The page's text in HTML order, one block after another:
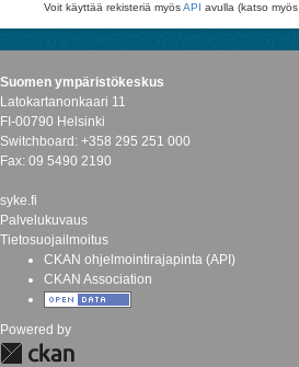
Voit käyttää rekisteriä myösAPI avulla (katso myös
Suomen ympäristökeskus
Latokartanonkaari 11
FI-00790 Helsinki
Switchboard: +358 295 251 000
Fax: 09 5490 2190
syke.fi
Palvelukuvaus
Tietosuojailmoitus
CKAN ohjelmointirajapinta (API)
CKAN Association
Powered by